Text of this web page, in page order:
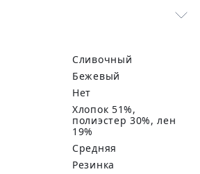
Сливочный
бежевый
Нет
хлопок 51%,
полиэстер 30%, лен
19%
Средняя
Резинка